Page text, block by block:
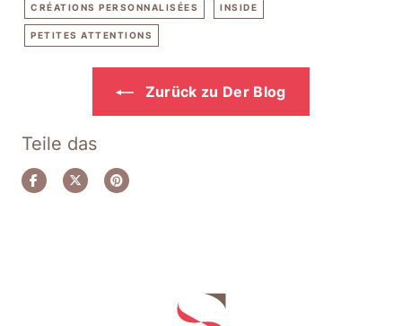
CRÉATIONS PERSONNALISÉES INSIDE
PETITES ATTENTIONS
Zurück zu Der Blog
Teile das
Auf
Auf
Auf